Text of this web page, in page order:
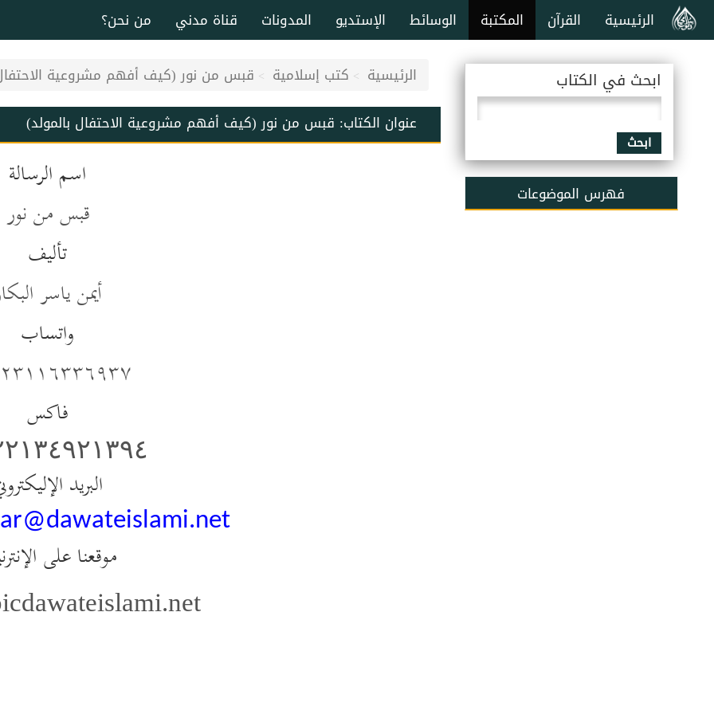
من نحن؟ قناة مدني المدونات الإستديو الوسائط المكتبة القرآن الرئيسية
الرئيسية كتب إسلامية
قبس من نور (كيف أفهم مشروعية
عنوان الكتاب: قبس من نور (كيف أفهم مشروعية الاحتفال بالمولد)
اسم الرسالة
قبس من نور
تأليف
أيمن ياسر
واتساب
فاكس
البريد
موقعنا على
ابحث في الكتاب
ابحث
فهرس الموضوعات